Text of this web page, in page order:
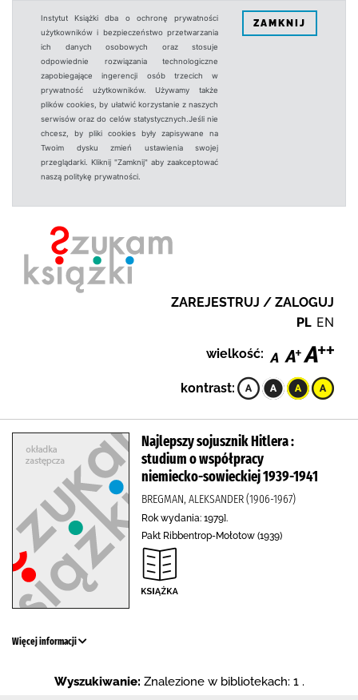
Instytut Książki dba o ochronę prywatności
użytkowników i bezpieczeństwo przetwarzania
ich danych osobowych oraz stosuje
odpowiednie rozwiązania technologiczne
zapobiegające ingerencji osób trzecich w
prywatność użytkowników. Używamy także
plików cookies, by ułatwić korzystanie z naszych
serwisów oraz do celów statystycznych.Jeśli nie
chcesz, by pliki cookies były zapisywane na
Twoim dysku zmień ustawienia swojej
przeglądarki. Kliknij "Zamknij" aby zaakceptować
naszą politykę prywatności.
ZAMKNIJ
ZAREJESTRUJ / ZALOGUJ
PL EN
wielkość:
kontrast:
Najlepszy sojusznik Hitlera :
studium o współpracy
niemiecko-sowieckiej 1939-1941
BREGMAN, ALEKSANDER (1906-1967)
Rok wydania: 1979].
Pakt Ribbentrop-Mołotow (1939)
Więcej informacji
Wyszukiwanie: Znalezione w bibliotekach: 1 .